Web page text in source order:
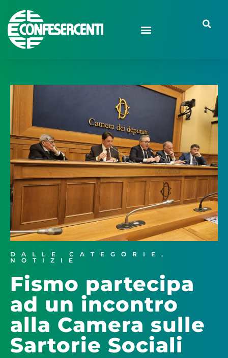
DALLE CATEGORIE ,
NOTIZIE
Fismo partecipa
ad un incontro
alla Camera sulle
Sartorie Sociali